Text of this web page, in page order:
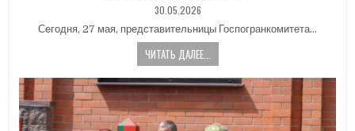
PUBLISHED
DATE:
30.05.2026
Сегодня, 27 мая, представительницы Госпогранкомитета…
ЧИТАТЬ ДАЛЕЕ...